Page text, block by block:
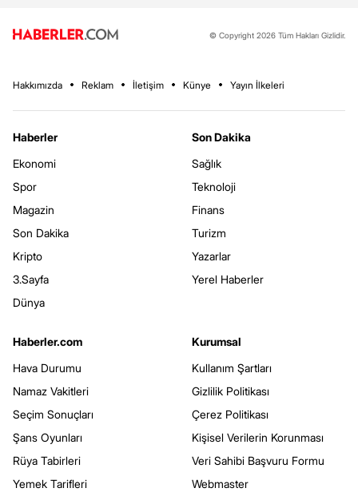
© Copyright 2026 Tüm Hakları Gizlidir.
Hakkımızda Reklam İletişim Künye Yayın İlkeleri
Haberler
Ekonomi
Spor
Magazin
Son Dakika
Kripto
3.Sayfa
Dünya
Son Dakika
Sağlık
Teknoloji
Finans
Turizm
Yazarlar
Yerel Haberler
Haberler.com
Hava Durumu
Namaz Vakitleri
Seçim Sonuçları
Şans Oyunları
Rüya Tabirleri
Yemek Tarifleri
Kurumsal
Kullanım Şartları
Gizlilik Politikası
Çerez Politikası
Kişisel Verilerin Korunması
Veri Sahibi Başvuru Formu
Webmaster